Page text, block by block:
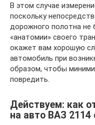
В этом случае
поскольку
дорожного полотна не
«анатомии» своего
окажет вам хорошую
автомобиль при
образом, чтобы
повредить.
Действуем: как
на авто ВАЗ 2114